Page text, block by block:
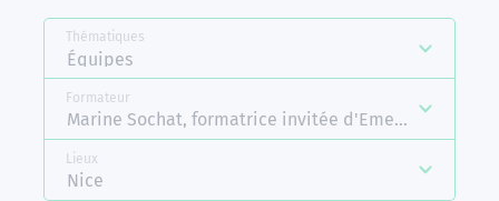
Thématiques
Équipes
Formateur
Marine Sochat, formatrice invitée d'Emergences
Lieux
Nice